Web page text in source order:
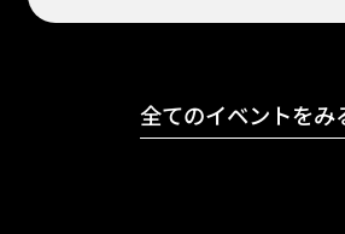
全てのイベントをみ